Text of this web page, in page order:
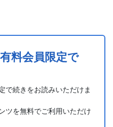
、あらゆる規模の企業を直
を再配分する計画だとい
型・グリーン)経済モデルに
料会員限定で
で続きをお読みいただけま
ツを無料でご利用いただけ